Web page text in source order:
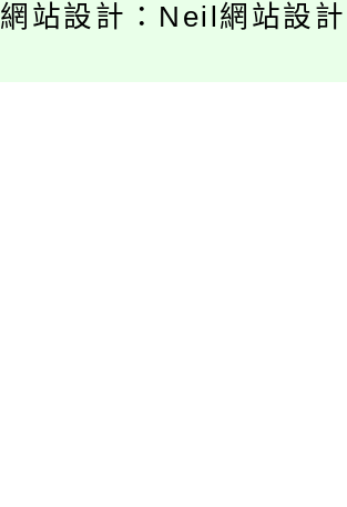
網站設計：Neil網站設